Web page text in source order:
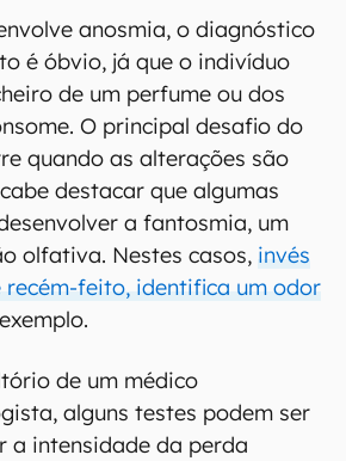
anosmia, o diagnóstico
é óbvio, já que o indivíduo
de um perfume ou dos
O principal desafio do
quando as alterações são
destacar que algumas
a fantosmia, um
olfativa. Nestes casos, invés
feito, identifica um odor
de um médico
alguns testes podem ser
a intensidade da perda